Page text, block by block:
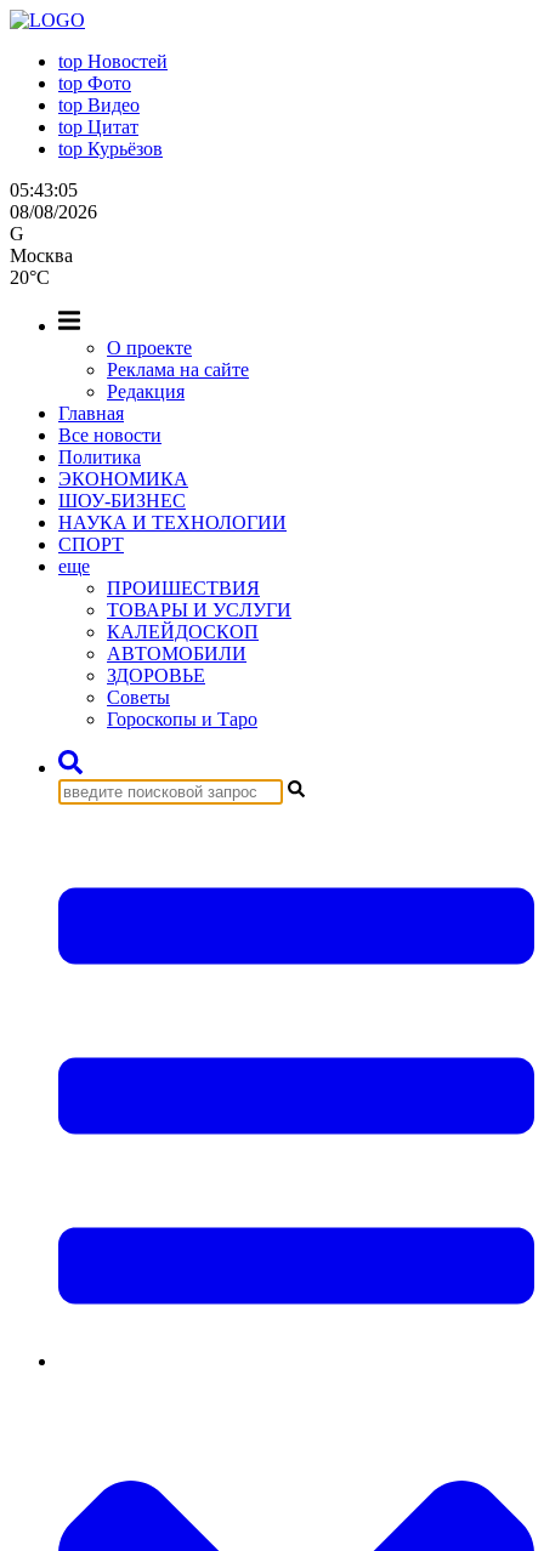
top Новостей
top Фото
top Видео
top Цитат
top Курьёзов
05:43:06
08/08/2026
G
Москва
20°C
О проекте
Реклама на сайте
Редакция
Главная
Все новости
Политика
ЭКОНОМИКА
ШОУ-БИЗНЕС
НАУКА И ТЕХНОЛОГИИ
СПОРТ
еще
ПРОИШЕСТВИЯ
ТОВАРЫ И УСЛУГИ
КАЛЕЙДОСКОП
АВТОМОБИЛИ
ЗДОРОВЬЕ
Советы
Гороскопы и Таро